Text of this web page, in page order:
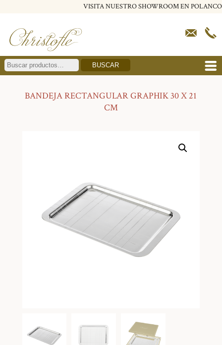
VISITA NUESTRO SHOWROOM EN POLANCO
BUSCAR
BANDEJA RECTANGULAR GRAPHIK 30 X 21
CM